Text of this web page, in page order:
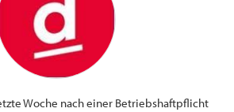
Woche nach einer Betriebshaftpflicht